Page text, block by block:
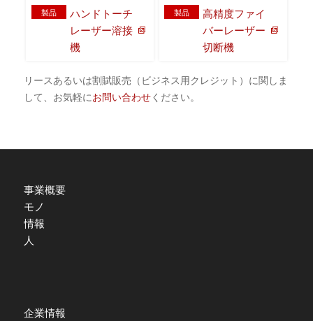
製品
ハンドトーチ
レーザー溶接
機
製品
高精度ファイ
バーレーザー
切断機
リースあるいは割賦販売（ビジネス用クレジット）に関しま
して、お気軽にお問い合わせください。
事業概要
モノ
情報
人
企業情報